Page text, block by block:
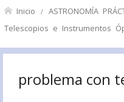
Inicio ASTRONOMÍA
Telescopios e Instrumentos
problema con